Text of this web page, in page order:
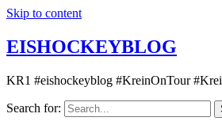
Skip to content
EISHOCKEYBLOG
KR1 #eishockeyblog #KreinOnTour
Search for: